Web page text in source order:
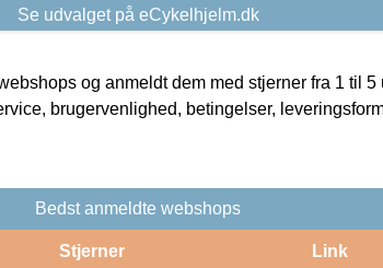
Se udvalget på eCykelhjelm.dk
og anmeldt dem med stjerner fra 1 til 5
brugervenlighed, betingelser,
Bedst anmeldte webshops
Stjerner Link